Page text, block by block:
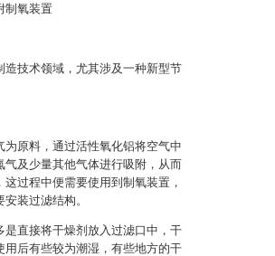
制氧装置
造技术领域，尤其涉及一种新型节
为原料，通过活性氧化铝将空气中
气及少量其他气体进行吸附，从而
过程中便需要使用到制氧装置，
装过滤结构。
是直接将干燥剂放入过滤口中，干
用后有些较为潮湿，有些地方的干